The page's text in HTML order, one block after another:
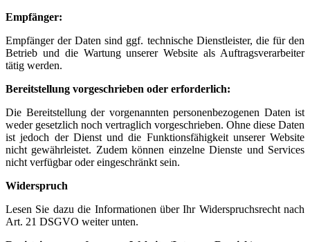
Empfänger:
Empfänger der Daten sind ggf. technische Dienstleister, die für den
Betrieb und die Wartung unserer Website als Auftragsverarbeiter
tätig werden.
Bereitstellung vorgeschrieben oder erforderlich:
Die Bereitstellung der vorgenannten personenbezogenen Daten ist
weder gesetzlich noch vertraglich vorgeschrieben. Ohne diese Daten
ist jedoch der Dienst und die Funktionsfähigkeit unserer Website
nicht gewährleistet. Zudem können einzelne Dienste und Services
nicht verfügbar oder eingeschränkt sein.
Widerspruch
Lesen Sie dazu die Informationen über Ihr Widerspruchsrecht nach
Art. 21 DSGVO weiter unten.